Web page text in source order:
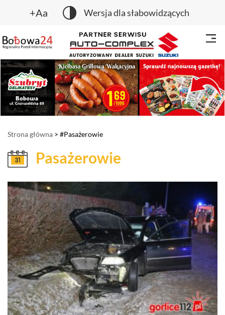
+Aa Wersja dla słabowidzących
Strona główna > #Pasażerowie
Pasażerowie